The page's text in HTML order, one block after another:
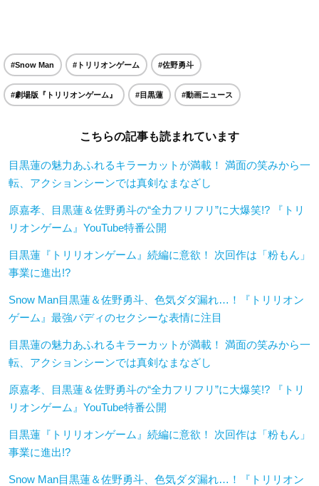
#Snow Man #トリリオンゲーム #佐野勇斗
#劇場版『トリリオンゲーム』 #目黒蓮 #動画ニュース
こちらの記事も読まれています
目黒蓮の魅力あふれるキラーカットが満載！ 満面の笑みから一
転、アクションシーンでは真剣なまなざし
原嘉孝、目黒蓮＆佐野勇斗の“全力フリフリ”に大爆笑!? 『トリ
リオンゲーム』YouTube特番公開
目黒蓮『トリリオンゲーム』続編に意欲！ 次回作は「粉もん」
事業に進出!?
Snow Man目黒蓮＆佐野勇斗、色気ダダ漏れ…！『トリリオン
ゲーム』最強バディのセクシーな表情に注目
目黒蓮の魅力あふれるキラーカットが満載！ 満面の笑みから一
転、アクションシーンでは真剣なまなざし
原嘉孝、目黒蓮＆佐野勇斗の“全力フリフリ”に大爆笑!? 『トリ
リオンゲーム』YouTube特番公開
目黒蓮『トリリオンゲーム』続編に意欲！ 次回作は「粉もん」
事業に進出!?
Snow Man目黒蓮＆佐野勇斗、色気ダダ漏れ…！『トリリオン